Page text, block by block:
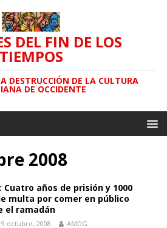
DEL FIN DE LOS
TIEMPOS
DESTRUCCIÓN DE LA CULTURA
DE OCCIDENTE
2008
Cuatro años de prisión y 1000
multa por comer en público
el ramadán
octubre, 2008 AMDG